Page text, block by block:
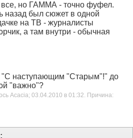
все, но ГАММА - точно фуфел.
назад был сюжет в одной
на ТВ - журналисты
а там внутри - обычная
"С наступающим "Старым"!" до
"важно"?
Acacia; 03.04.2010 в 01:32. Причина: